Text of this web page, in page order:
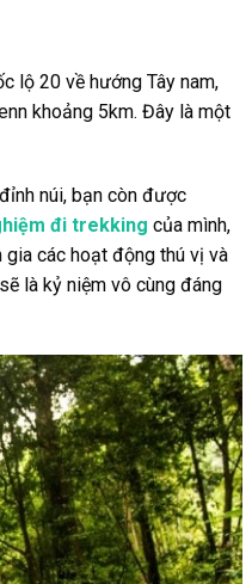
lộ 20 về hướng Tây nam,
khoảng 5km. Đây là một
núi, bạn còn được
đi trekking của mình,
gia các hoạt động thú vị và
là kỷ niệm vô cùng đáng